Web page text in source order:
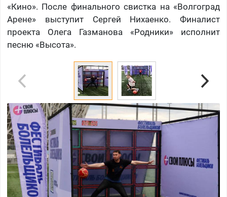
«Кино». После финального свистка на «Волгоград
Арене» выступит Сергей Нихаенко. Финалист
проекта Олега Газманова «Родники» исполнит
песню «Высота».